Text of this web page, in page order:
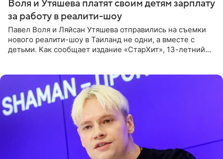
Воля и Утяшева платят своим детям зарплату
за работу в реалити-шоу
Павел Воля и Ляйсан Утяшева отправились на съемки
нового реалити-шоу в Таиланд не одни, а вместе с
детьми. Как сообщает издание «СтарХит», 13-летний